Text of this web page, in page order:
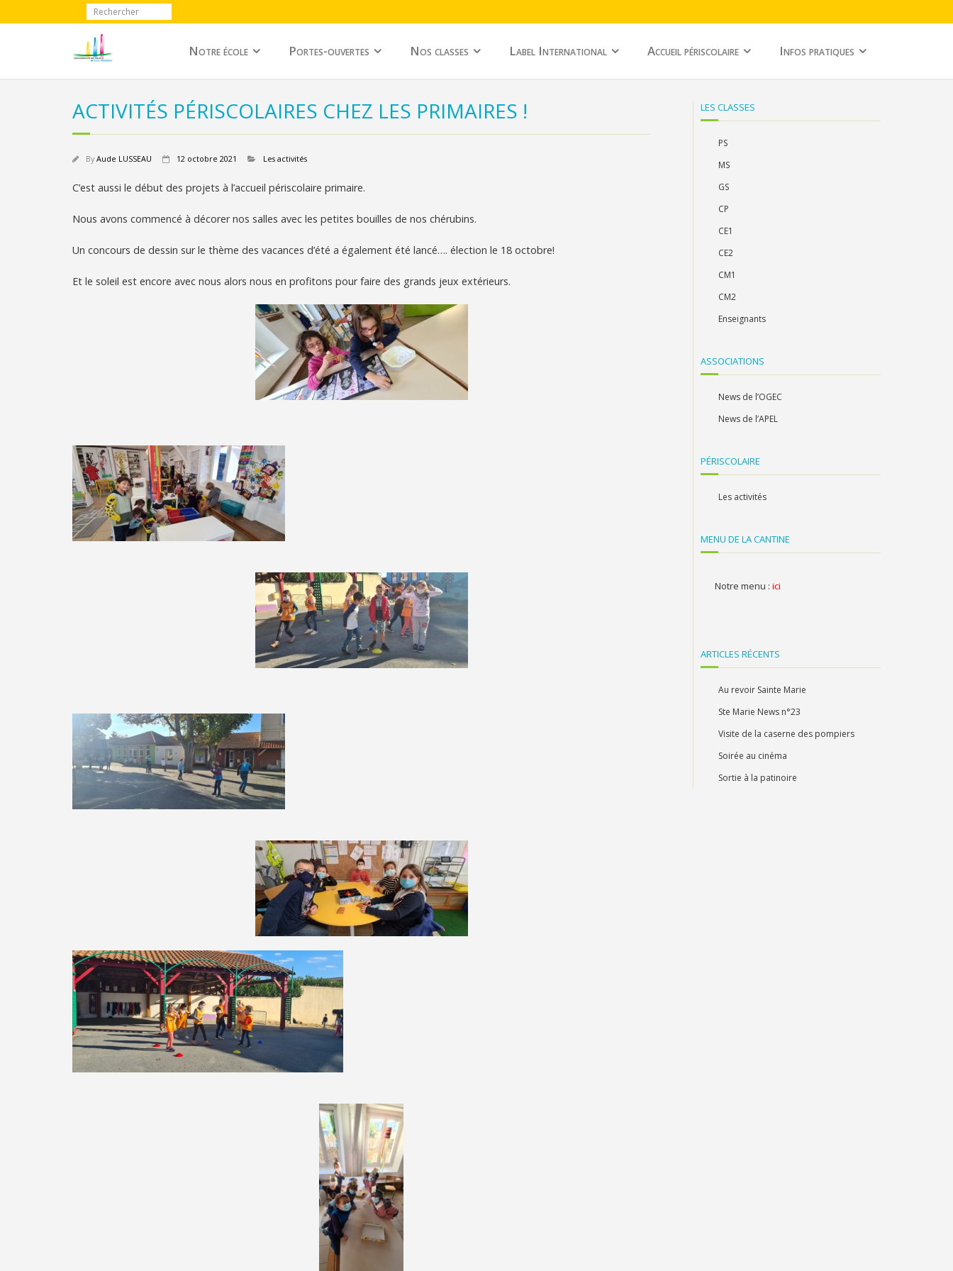
Notre école Portes-ouvertes Nos classes Label International Accueil périscolaire Infos pratiques
ACTIVITÉS PÉRISCOLAIRES CHEZ LES PRIMAIRES !
ByAude LUSSEAU 12 octobre 2021 Les activités
C’est aussi le début des projets à l’accueil périscolaire primaire.
Nous avons commencé à décorer nos salles avec les petites bouilles de nos chérubins.
Un concours de dessin sur le thème des vacances d’été a également été lancé…. élection le 18 octobre!
Et le soleil est encore avec nous alors nous en profitons pour faire des grands jeux extérieurs.
LES CLASSES
PS
MS
GS
CP
CE1
CE2
CM1
CM2
Enseignants
ASSOCIATIONS
News de l’OGEC
News de l’APEL
PÉRISCOLAIRE
Les activités
MENU DE LA CANTINE
Notre menu : ici
ARTICLES RÉCENTS
Au revoir Sainte Marie
Ste Marie News n°23
Visite de la caserne des pompiers
Soirée au cinéma
Sortie à la patinoire